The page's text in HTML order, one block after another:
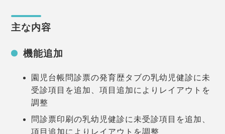
主な内容
機能追加
園児台帳問診票の発育歴タブの乳幼児健診に未
受診項目を追加、項目追加によりレイアウトを
調整
問診票印刷の乳幼児健診に未受診項目を追加、
項目追加によりレイアウトを調整